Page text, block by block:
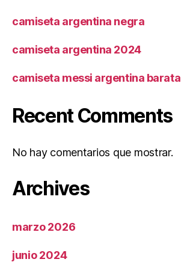
camiseta argentina negra
camiseta argentina 2024
camiseta messi argentina barata
Recent Comments
No hay comentarios que mostrar.
Archives
marzo 2026
junio 2024